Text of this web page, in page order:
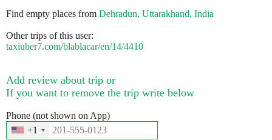
Find empty places from Dehradun, Uttarakhand, India
Other trips of this user:
taxiuber7.com/blablacar/en/14/4410
Add review about trip or
If you want to remove the trip write below
Phone (not shown on App)
+1